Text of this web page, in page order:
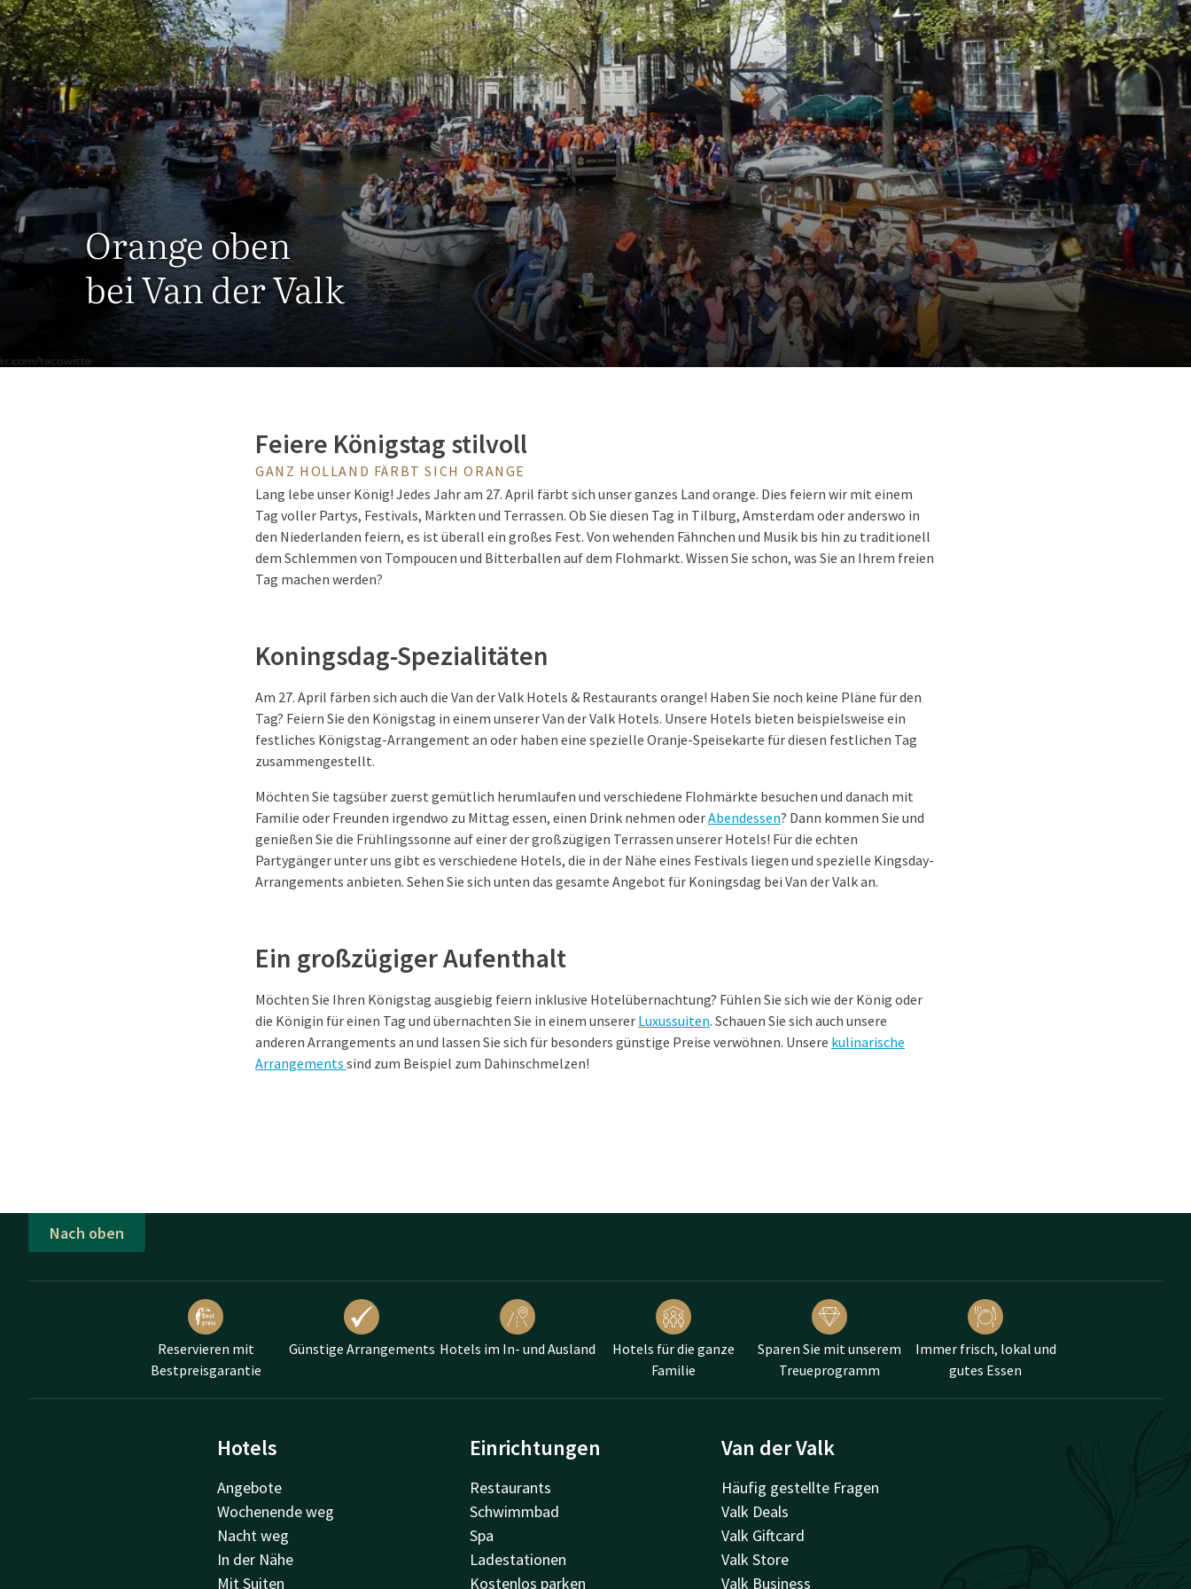
Orange oben
bei Van der Valk
Feiere Königstag stilvoll
GANZ HOLLAND FÄRBT SICH ORANGE
Lang lebe unser König! Jedes Jahr am 27. April färbt sich unser ganzes Land orange. Dies feiern wir mit einem
Tag voller Partys, Festivals, Märkten und Terrassen. Ob Sie diesen Tag in Tilburg, Amsterdam oder anderswo in
den Niederlanden feiern, es ist überall ein großes Fest. Von wehenden Fähnchen und Musik bis hin zu traditionell
dem Schlemmen von Tompoucen und Bitterballen auf dem Flohmarkt. Wissen Sie schon, was Sie an Ihrem freien
Tag machen werden?
Koningsdag-Spezialitäten
Am 27. April färben sich auch die Van der Valk Hotels & Restaurants orange! Haben Sie noch keine Pläne für den
Tag? Feiern Sie den Königstag in einem unserer Van der Valk Hotels. Unsere Hotels bieten beispielsweise ein
festliches Königstag-Arrangement an oder haben eine spezielle Oranje-Speisekarte für diesen festlichen Tag
zusammengestellt.
Möchten Sie tagsüber zuerst gemütlich herumlaufen und verschiedene Flohmärkte besuchen und danach mit
Familie oder Freunden irgendwo zu Mittag essen, einen Drink nehmen oderAbendessen? Dann kommen Sie und
genießen Sie die Frühlingssonne auf einer der großzügigen Terrassen unserer Hotels! Für die echten
Partygänger unter uns gibt es verschiedene Hotels, die in der Nähe eines Festivals liegen und spezielle Kingsday-
Arrangements anbieten. Sehen Sie sich unten das gesamte Angebot für Koningsdag bei Van der Valk an.
Ein großzügiger Aufenthalt
Möchten Sie Ihren Königstag ausgiebig feiern inklusive Hotelübernachtung? Fühlen Sie sich wie der König oder
die Königin für einen Tag und übernachten Sie in einem unserer Luxussuiten. Schauen Sie sich auch unsere
anderen Arrangements an und lassen Sie sich für besonders günstige Preise verwöhnen. Unsere kulinarische
Arrangements sind zum Beispiel zum Dahinschmelzen!
Nach oben
Reservieren mit
Bestpreisgarantie
Günstige Arrangements Hotels im In- und Ausland
Hotels für die ganze
Familie
Sparen Sie mit unserem
Treueprogramm
Immer frisch, lokal und
gutes Essen
Hotels
Angebote
Wochenende weg
Nacht weg
In der Nähe
Mit Suiten
Einrichtungen
Restaurants
Schwimmbad
Spa
Ladestationen
Kostenlos parken
Van der Valk
Häufig gestellte Fragen
Valk Deals
Valk Giftcard
Valk Store
Valk Business